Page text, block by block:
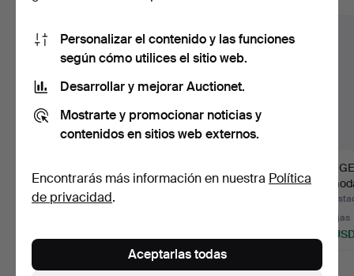
modelo Haupt, estilo
gustavia…
Subastado 25 jul 2026
GUSTAVIANO, chapada
roble,
15 pujas
181
Personalizar el contenido y las funciones
según cómo utilices el sitio web.
Desarrollar y mejorar Auctionet.
Mostrarte y promocionar noticias y
contenidos en sitios web externos.
Encontrarás más información en nuestra Política
de privacidad.
Aceptarlas todas